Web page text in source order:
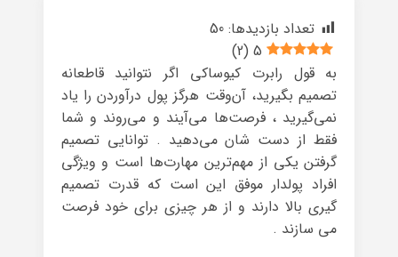
تعداد بازدیدها: 50
5
(
2
)
به قول رابرت کیوساکی اگر نتوانید قاطعانه
تصمیم بگیرید، آن‌وقت هرگز پول درآوردن را یاد
نمی‌گیرید ، فرصت‌ها می‌آیند و می‌روند و شما
فقط از دست شان می‌دهید . توانایی تصمیم
گرفتن یکی از مهم‌ترین مهارت‌ها است و ویژگی
افراد پولدار موفق این است که قدرت تصمیم
گیری بالا دارند و از هر چیزی برای خود فرصت
می سازند .